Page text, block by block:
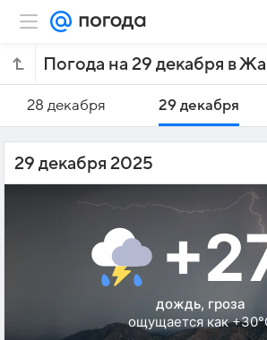
28 декабря 29 декабря
29 декабря 2025
дождь, гроза
ощущается как